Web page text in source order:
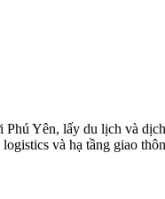
Yên, lấy du lịch và
và hạ tầng giao